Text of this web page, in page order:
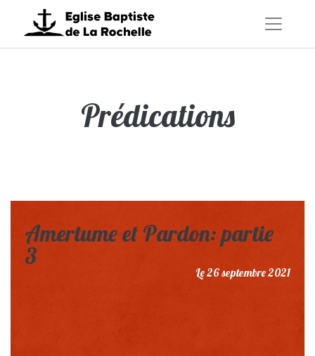
Prédications
Amertume et Pardon: partie
3
Le 26 septembre 2021